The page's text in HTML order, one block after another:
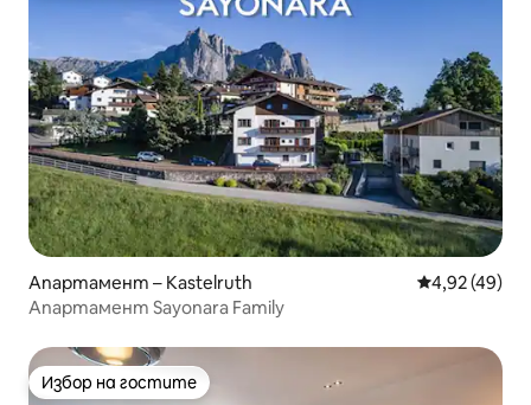
Апартамент – Kastelruth Средна
4,92 (49)
Апартамент Sayonara Family
Избор на гостите
Избор на гостите